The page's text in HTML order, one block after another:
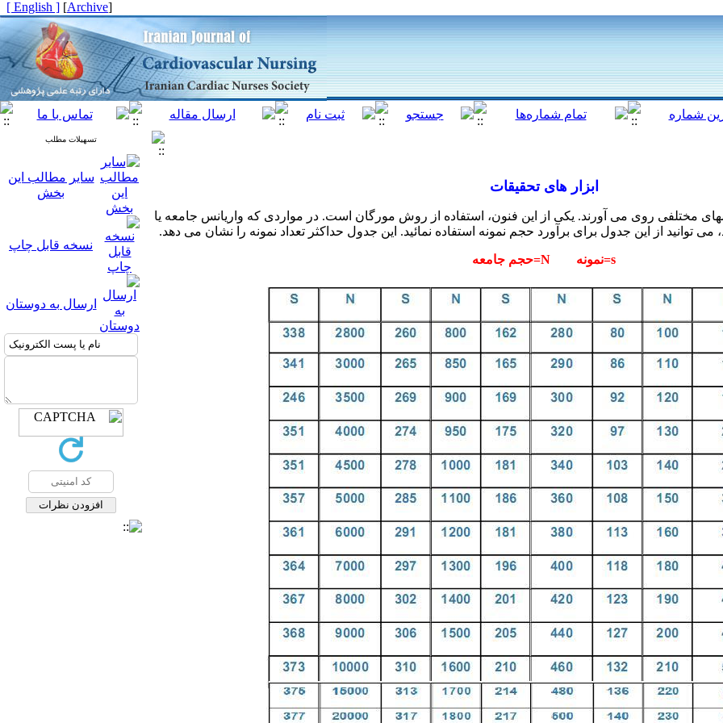
[
Archive
]
[ English ]
ابزار های تحقیقات
مختلفی روی می آورند. یکی از این فنون، استفاده از روش مورگان است. در مواردی که واریانس جامعه یا
می توانید از این جدول برای برآورد حجم نمونه استفاده نمائید. این جدول حداکثر تعداد نمونه را نشان می دهد.
s=نمونه N=حجم جامعه
تسهیلات مطلب
سایر مطالب این
بخش
نسخه قابل چاپ
ارسال به دوستان